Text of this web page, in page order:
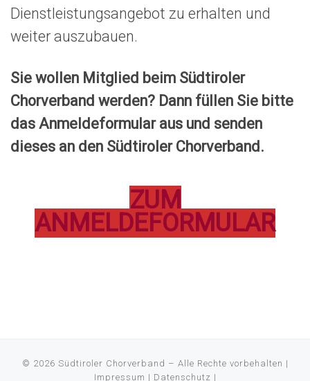
Dienstleistungsangebot zu erhalten und
weiter auszubauen.
Sie wollen Mitglied beim Südtiroler
Chorverband werden? Dann füllen Sie bitte
das Anmeldeformular aus und senden
dieses an den Südtiroler Chorverband.
ZUM
ANMELDEFORMULAR
© 2026 Südtiroler Chorverband – Alle Rechte vorbehalten |
Impressum | Datenschutz |